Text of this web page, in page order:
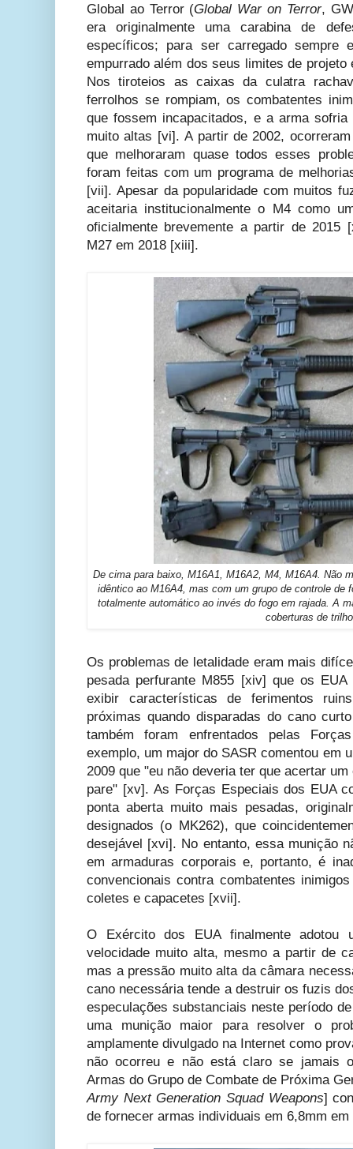
Global ao Terror (Global War on Terror,
era originalmente uma carabina de
específicos; para ser carregado
empurrado além dos seus limites de
Nos tiroteios as caixas da culatra
ferrolhos se rompiam, os combatentes
que fossem incapacitados, e a arma
muito altas [vi].A partir de 2002,
que melhoraram quase todos esses
foram feitas com um programa de
[vii]. Apesar da popularidade com muitos
aceitaria institucionalmente o M4 como
oficialmente brevemente a partir de 2015
M27 em 2018 [xiii].
De cima para baixo, M16A1, M16A2, M4, M16A4. Não
idêntico ao M16A4, mas com um grupo de controle de
totalmente automático ao invés do fogo em rajada. A
coberturas de
Os problemas de letalidade eram mais
pesada perfurante M855 [xiv] que os
exibir características de ferimentos
próximas quando disparadas do cano
também foram enfrentados pelas
exemplo, um major do SASR comentou em
2009 que "eu não deveria ter que acertar
pare" [xv]. As Forças Especiais dos EUA
ponta aberta muito mais pesadas,
designados (o MK262), que
desejável [xvi]. No entanto, essa munição
em armaduras corporais e, portanto, é
convencionais contra combatentes
coletes e capacetes [xvii].
O Exército dos EUA finalmente adotou
velocidade muito alta, mesmo a partir de
mas a pressão muito alta da câmara
cano necessária tende a destruir os fuzis
especulações substanciais neste período
uma munição maior para resolver o
amplamente divulgado na Internet como
não ocorreu e não está claro se jamais
Armas do Grupo de Combate de Próxima
Army Next Generation Squad Weapons]
de fornecer armas individuais em 6,8mm